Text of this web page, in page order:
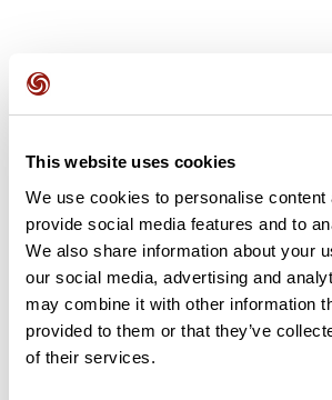
This website uses cookies
We use cookies to personalise content
provide social media features and to
We also share information about your
our social media, advertising and
may combine it with other information
provided to them or that they’ve
of their services.
Opiniones de los usuarios
Este recorrido aún no contiene
completado? ¡Deja la primera opinión!
Añadir una opinión